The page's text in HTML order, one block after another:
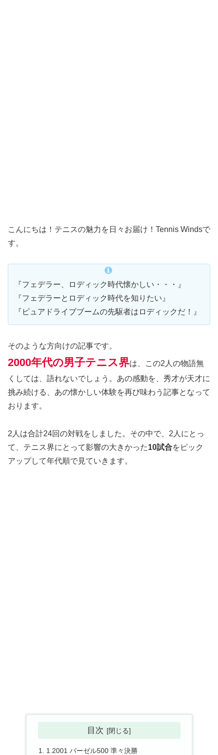
こんにちは！テニスの魅力を日々お届け！Tennis Windsで
す。
『フェデラー、ロディック時代懐かしい・・・』
『フェデラーとロディック時代を知りたい』
『ピュアドライブブームの先駆者はロディックだ！』
そのような方向けの記事です。
2000年代の男子テニス界は、この2人の物語無
くしては、語れないでしょう。あの感動を、秀才が天才に
挑み続ける、あの懐かしい体験を再び味わう記事となって
おります。
2人は合計24回の対戦をしました。その中で、2人にとっ
て、テニス界にとって影響の大きかった10試合をピック
アップして年代順で見ていきます。
目次
1.2001 バーゼル500 準々決勝